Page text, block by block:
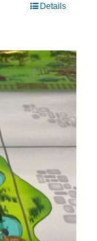
Details